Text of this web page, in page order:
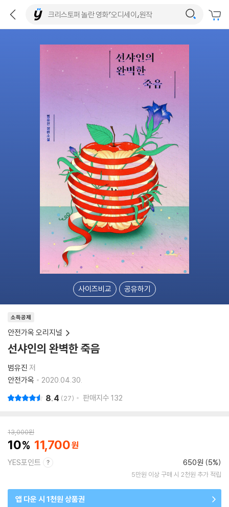
사이즈비교 공유하기
소득공제
안전가옥 오리지널
선샤인의 완벽한 죽음
범유진 저
안전가옥
2020.04.30.
8.4 27 판매지수 132
13,000원
10 11,700
YES포인트 650원 (5%)
5만원 이상 구매 시 2천원 추가 적립
앱 다운 시 1천원 상품권